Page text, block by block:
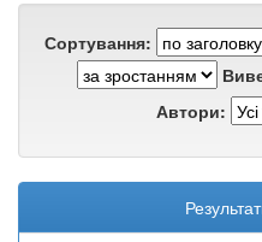
Сортування:
Автори: